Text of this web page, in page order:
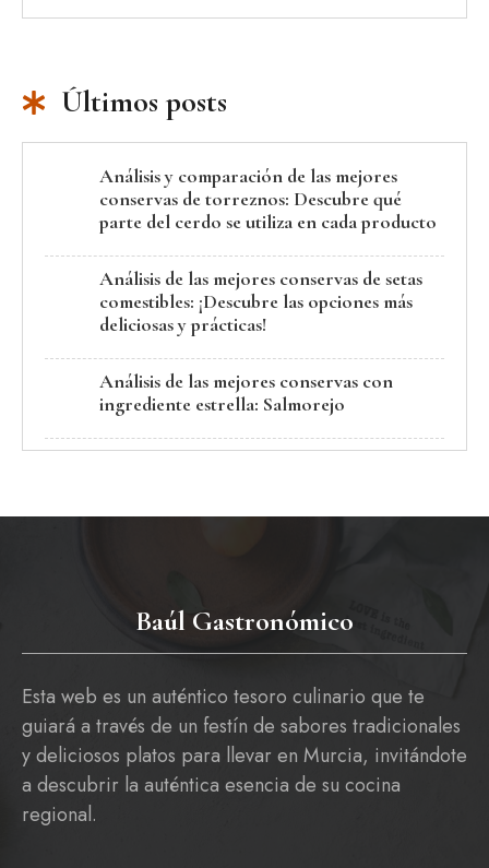
Últimos posts
Análisis y comparación de las mejores
conservas de torreznos: Descubre qué
parte del cerdo se utiliza en cada producto
Análisis de las mejores conservas de setas
comestibles: ¡Descubre las opciones más
deliciosas y prácticas!
Análisis de las mejores conservas con
ingrediente estrella: Salmorejo
Baúl Gastronómico
Esta web es un auténtico tesoro culinario que te
guiará a través de un festín de sabores tradicionales
y deliciosos platos para llevar en Murcia, invitándote
a descubrir la auténtica esencia de su cocina
regional.